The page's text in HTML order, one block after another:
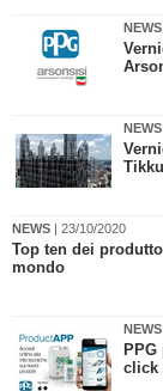
NEWS
NEWS
NEWS | 23/10/2020
Top ten dei
mondo
NEWS
click